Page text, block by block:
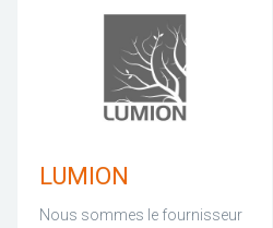
LUMION
Nous sommes le fournisseur